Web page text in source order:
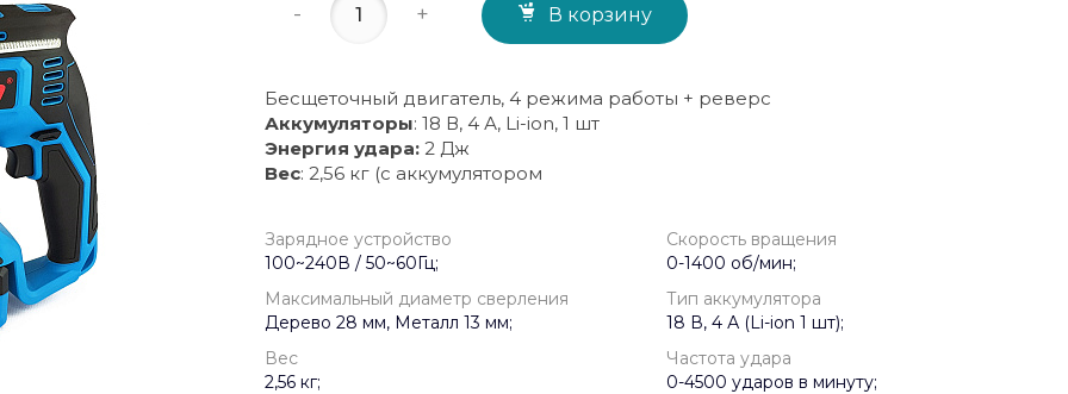
- + В корзину
Бесщеточный двигатель, 4 режима работы + реверс
Аккумуляторы: 18 В, 4 А, Li-ion, 1 шт
Энергия удара: 2 Дж
Вес: 2,56 кг (с аккумулятором
Зарядное устройство
100~240В / 50~60Гц;
Скорость вращения
0-1400 об/мин;
Максимальный диаметр сверления
Дерево 28 мм, Металл 13 мм;
Тип аккумулятора
18 В, 4 А (Li-ion 1 шт);
Вес
2,56 кг;
Частота удара
0-4500 ударов в минуту;